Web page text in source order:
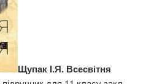
Щупак І.Я. Всесвітня